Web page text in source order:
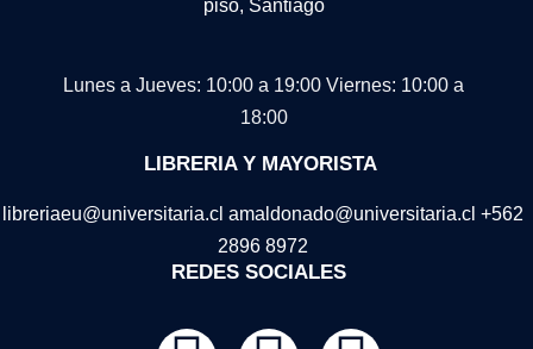
piso, Santiago
Lunes a Jueves: 10:00 a 19:00 Viernes: 10:00 a
18:00
LIBRERIA Y MAYORISTA
libreriaeu@universitaria.cl amaldonado@universitaria.cl +562
2896 8972
REDES SOCIALES